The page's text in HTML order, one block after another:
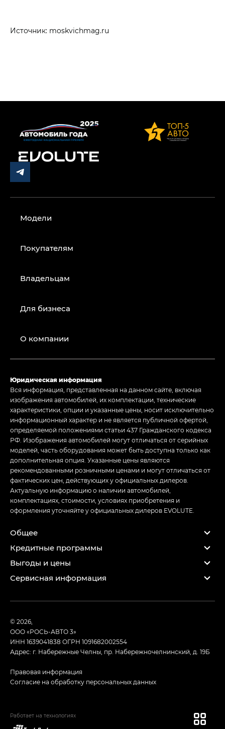
Источник: moskvichmag.ru
Модели
Покупателям
Владельцам
Для бизнеса
О компании
Юридическая информация
Вся информация, представленная на данном сайте, включая
изображения автомобилей, их комплектации, технические
характеристики, опции и указанные цены, носит исключительно
информационный характер и не является публичной офертой,
определяемой положениями статьи 437 Гражданского кодекса
РФ. Изображения автомобилей могут отличаться от серийных
моделей, часть оборудования может быть доступна только как
дополнительная опция. Указанные цены являются
рекомендованными розничными ценами и могут отличаться от
фактических цен, действующих у официальных дилеров.
Актуальную информацию о наличии автомобилей,
комплектациях, стоимости, условиях приобретения и
оформления уточняйте у официальных дилеров EVOLUTE.
Общее
Кредитные программы
Выгоды и цены
Сервисная информация
© 2026,
ООО «РОСЬ-АВТО 3»
ИНН 1639041838 ОГРН 1091682002554
Адрес: г. Набережные Челны, пр. Набережночелнинский, д. 19Б
Правовая информация
Согласие на обработку персональных данных
Работает на технологиях